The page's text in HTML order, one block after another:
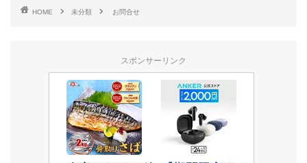
HOME 未分類 お問合せ
スポンサーリンク